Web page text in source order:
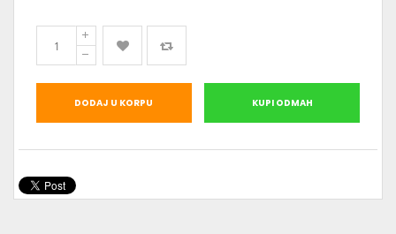
DODAJ U KORPU KUPI ODMAH